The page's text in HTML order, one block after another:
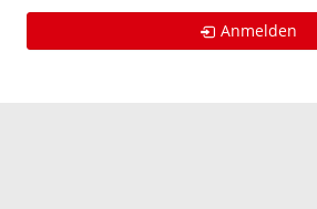
Anmelden